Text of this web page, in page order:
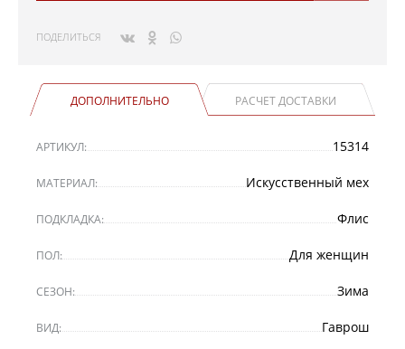
ПОДЕЛИТЬСЯ
ДОПОЛНИТЕЛЬНО РАСЧЕТ ДОСТАВКИ
АРТИКУЛ: 15314
МАТЕРИАЛ: Искусственный мех
ПОДКЛАДКА: Флис
ПОЛ: Для женщин
СЕЗОН: Зима
ВИД: Гаврош